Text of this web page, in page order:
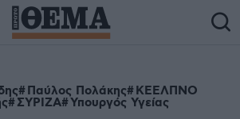
Παύλος Πολάκης ΚΕΕΛΠΝΟ
ΣΥΡΙΖΑ Υπουργός Υγείας